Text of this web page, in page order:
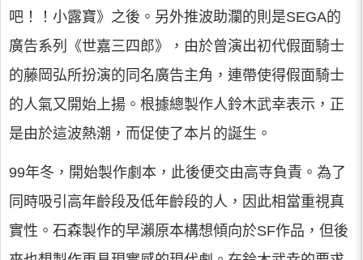
吧！！小露寶》之後。另外推波助瀾的則是SEGA的
廣告系列《世嘉三四郎》，由於曾演出初代假面騎士
的藤岡弘所扮演的同名廣告主角，連帶使得假面騎士
的人氣又開始上揚。根據總製作人鈴木武幸表示，正
是由於這波熱潮，而促使了本片的誕生。
99年冬，開始製作劇本，此後便交由高寺負責。為了
同時吸引高年齡段及低年齡段的人，因此相當重視真
實性。石森製作的早瀨原本構想傾向於SF作品，但後